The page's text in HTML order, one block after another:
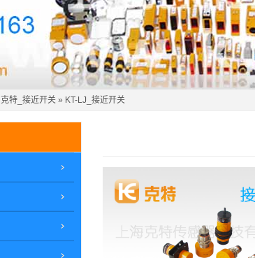
克特_接近开关 » KT-LJ_接近开关